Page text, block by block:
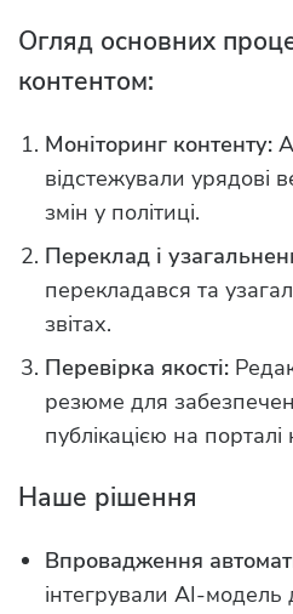
Огляд основних
контентом:
Моніторинг контенту:
відстежували урядові
змін у політиці.
Переклад і
перекладався та
звітах.
Перевірка якості:
резюме для
публікацією на порталі
Наше рішення
Впровадження
інтегрували AI-модель